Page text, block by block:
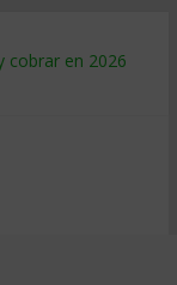
cobrar en 2026
caro
a tiempo
qué hacer
y venderle